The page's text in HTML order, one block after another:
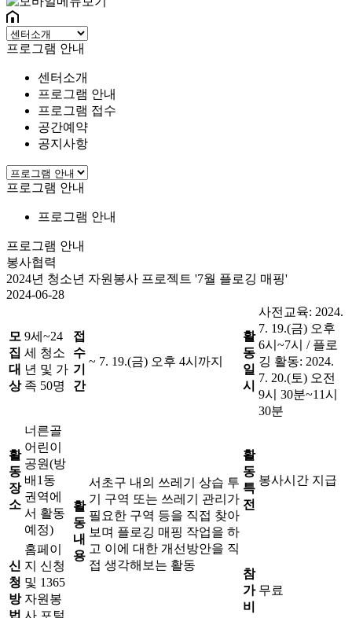
프로그램 안내
센터소개
프로그램 안내
프로그램 접수
공간예약
공지사항
프로그램 안내
프로그램 안내
프로그램 안내
봉사협력
2024년 청소년 자원봉사 프로젝트 '7월 플로깅 매핑'
2024-06-28
모
집
대
상
9세~24
세 청소
년 및 가
족 50명
접
수
기
간
~ 7. 19.(금) 오후 4시까지
활
동
일
시
사전교육: 2024.
7. 19.(금) 오후
6시~7시 / 플로
깅 활동: 2024.
7. 20.(토) 오전
9시 30분~11시
30분
활
동
장
소
너른골
어린이
공원(방
배1동
권역에
서 활동
예정)
활
동
내
용
서초구 내의 쓰레기 상습 투
기 구역 또는 쓰레기 관리가
필요한 구역 등을 직접 찾아
보며 플로깅 매핑 작업을 하
고 이에 대한 개선방안을 직
접 생각해보는 활동
활
동
특
전
봉사시간 지급
신
청
방
홈페이
지 신청
및 1365
자원봉
참
가
비
무료